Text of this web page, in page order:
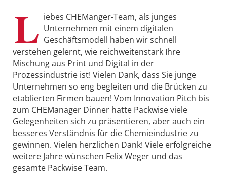
L iebes CHEManger-Team, als junges
Unternehmen mit einem digitalen
Geschäftsmodell haben wir schnell
verstehen gelernt, wie reichweitenstark Ihre
Mischung aus Print und Digital in der
Prozessindustrie ist! Vielen Dank, dass Sie junge
Unternehmen so eng begleiten und die Brücken zu
etablierten Firmen bauen! Vom Innovation Pitch bis
zum CHEManager Dinner hatte Packwise viele
Gelegenheiten sich zu präsentieren, aber auch ein
besseres Verständnis für die Chemieindustrie zu
gewinnen. Vielen herzlichen Dank! Viele erfolgreiche
weitere Jahre wünschen Felix Weger und das
gesamte Packwise Team.